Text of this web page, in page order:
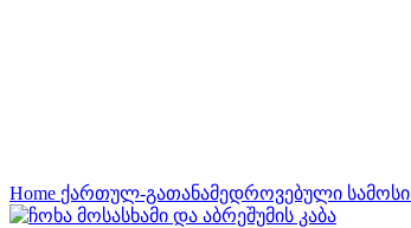
Home ქართულ-გათანამედროვებული სამოსი